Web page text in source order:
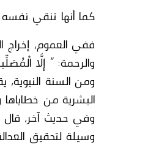
كما أنها تنقي
ففي العموم، إخراج
والرحمة: ” إِلَّا
ومن السنة النبوية،
البشرية من خطاياها
وفي حديث آخر، قال
وسيلة لتحقيق